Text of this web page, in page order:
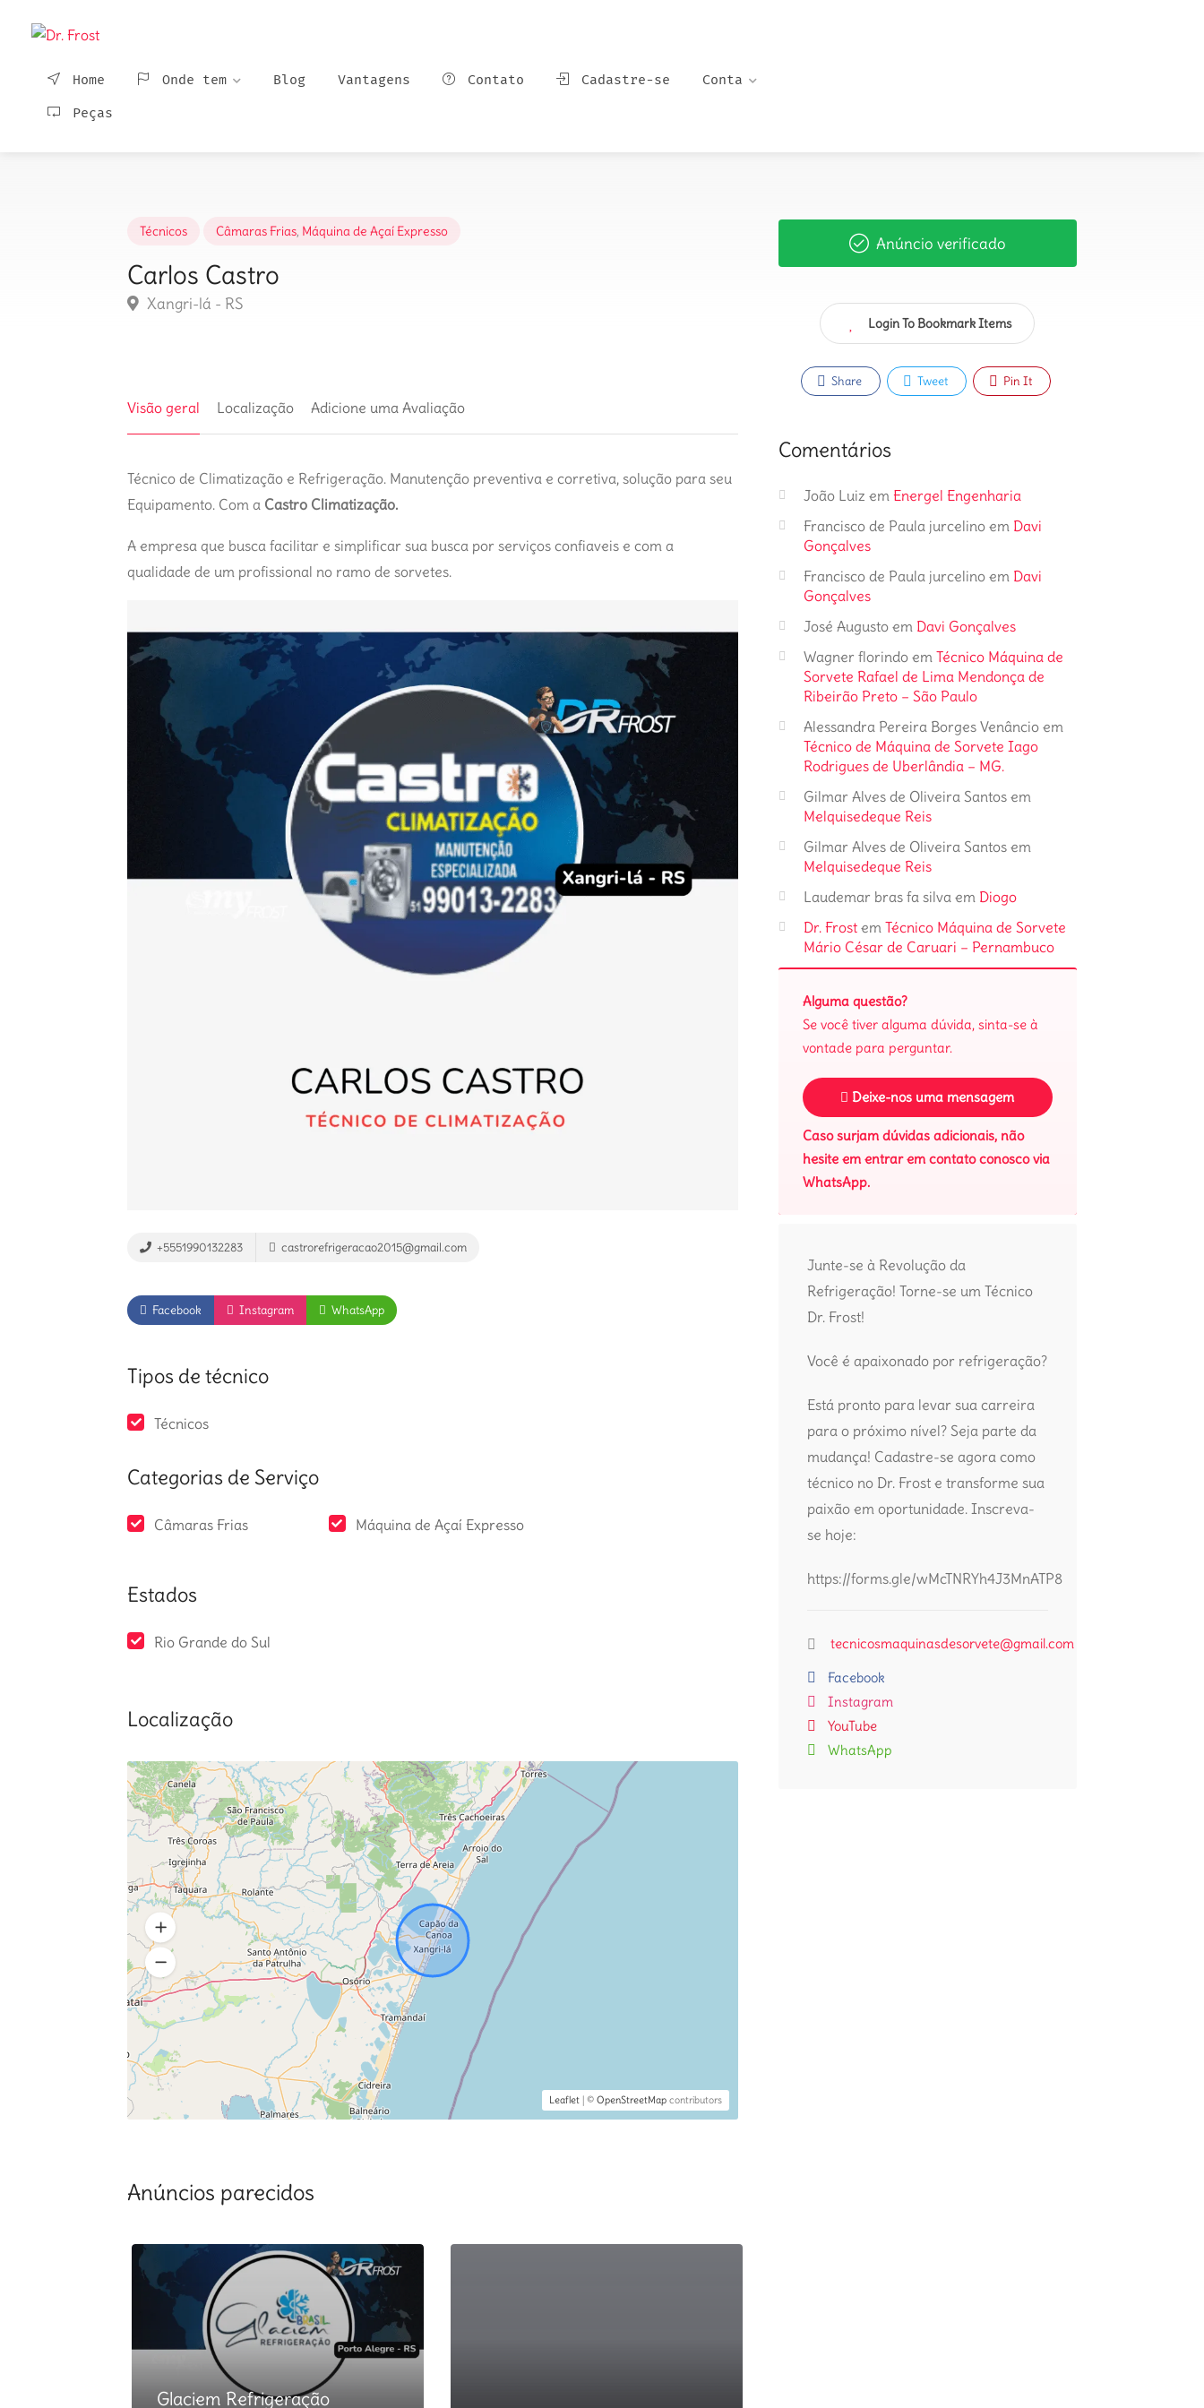
Home Onde tem Blog Vantagens Contato Cadastre-se Conta
Peças
Técnicos Câmaras Frias, Máquina de Açaí Expresso
Carlos Castro
Xangri-lá - RS
Visão geral Localização Adicione uma Avaliação
Técnico de Climatização e Refrigeração. Manutenção preventiva e corretiva, solução para seu
Equipamento. Com a Castro Climatização.
A empresa que busca facilitar e simplificar sua busca por serviços confiaveis e com a
qualidade de um profissional no ramo de sorvetes.
+5551990132283 castrorefrigeracao2015@gmail.com
Facebook Instagram WhatsApp
Tipos de técnico
Técnicos
Categorias de Serviço
Câmaras Frias Máquina de Açaí Expresso
Estados
Rio Grande do Sul
Localização
Leaflet| © OpenStreetMapcontributors
Anúncios parecidos
Glaciem Refrigeração
Anúncio verificado
Login To Bookmark Items
Share Tweet Pin It
Comentários
João Luiz em Energel Engenharia
Francisco de Paula jurcelinoem Davi
Gonçalves
Francisco de Paula jurcelinoem Davi
Gonçalves
José Augustoem Davi Gonçalves
Wagner florindoem Técnico Máquina de
Sorvete Rafael de Lima Mendonça de
Ribeirão Preto – São Paulo
Alessandra Pereira Borges Venâncioem
Técnico de Máquina de Sorvete Iago
Rodrigues de Uberlândia – MG.
Gilmar Alves de Oliveira Santosem
Melquisedeque Reis
Gilmar Alves de Oliveira Santosem
Melquisedeque Reis
Laudemar bras fa silva em Diogo
Dr. Frostem Técnico Máquina de Sorvete
Mário César de Caruari – Pernambuco
Alguma questão?
Se você tiver alguma dúvida, sinta-se à
vontade para perguntar.
Deixe-nos uma mensagem
Caso surjam dúvidas adicionais, não
hesite em entrar em contato conosco via
WhatsApp.
Junte-se à Revolução da
Refrigeração! Torne-se um Técnico
Dr. Frost!
Você é apaixonado por refrigeração?
Está pronto para levar sua carreira
para o próximo nível? Seja parte da
mudança! Cadastre-se agora como
técnico no Dr. Frost e transforme sua
paixão em oportunidade. Inscreva-
se hoje:
https://forms.gle/wMcTNRYh4J3MnATP8
tecnicosmaquinasdesorvete@gmail.com
Facebook
Instagram
YouTube
WhatsApp